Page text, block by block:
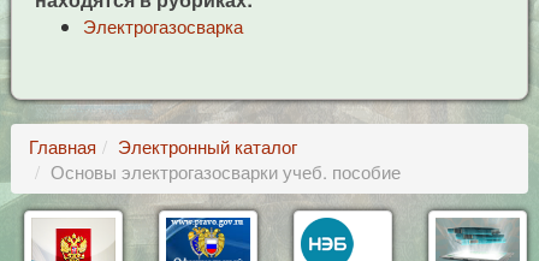
Электрогазосварка
Главная
Электронный каталог
Основы электрогазосварки учеб. пособие